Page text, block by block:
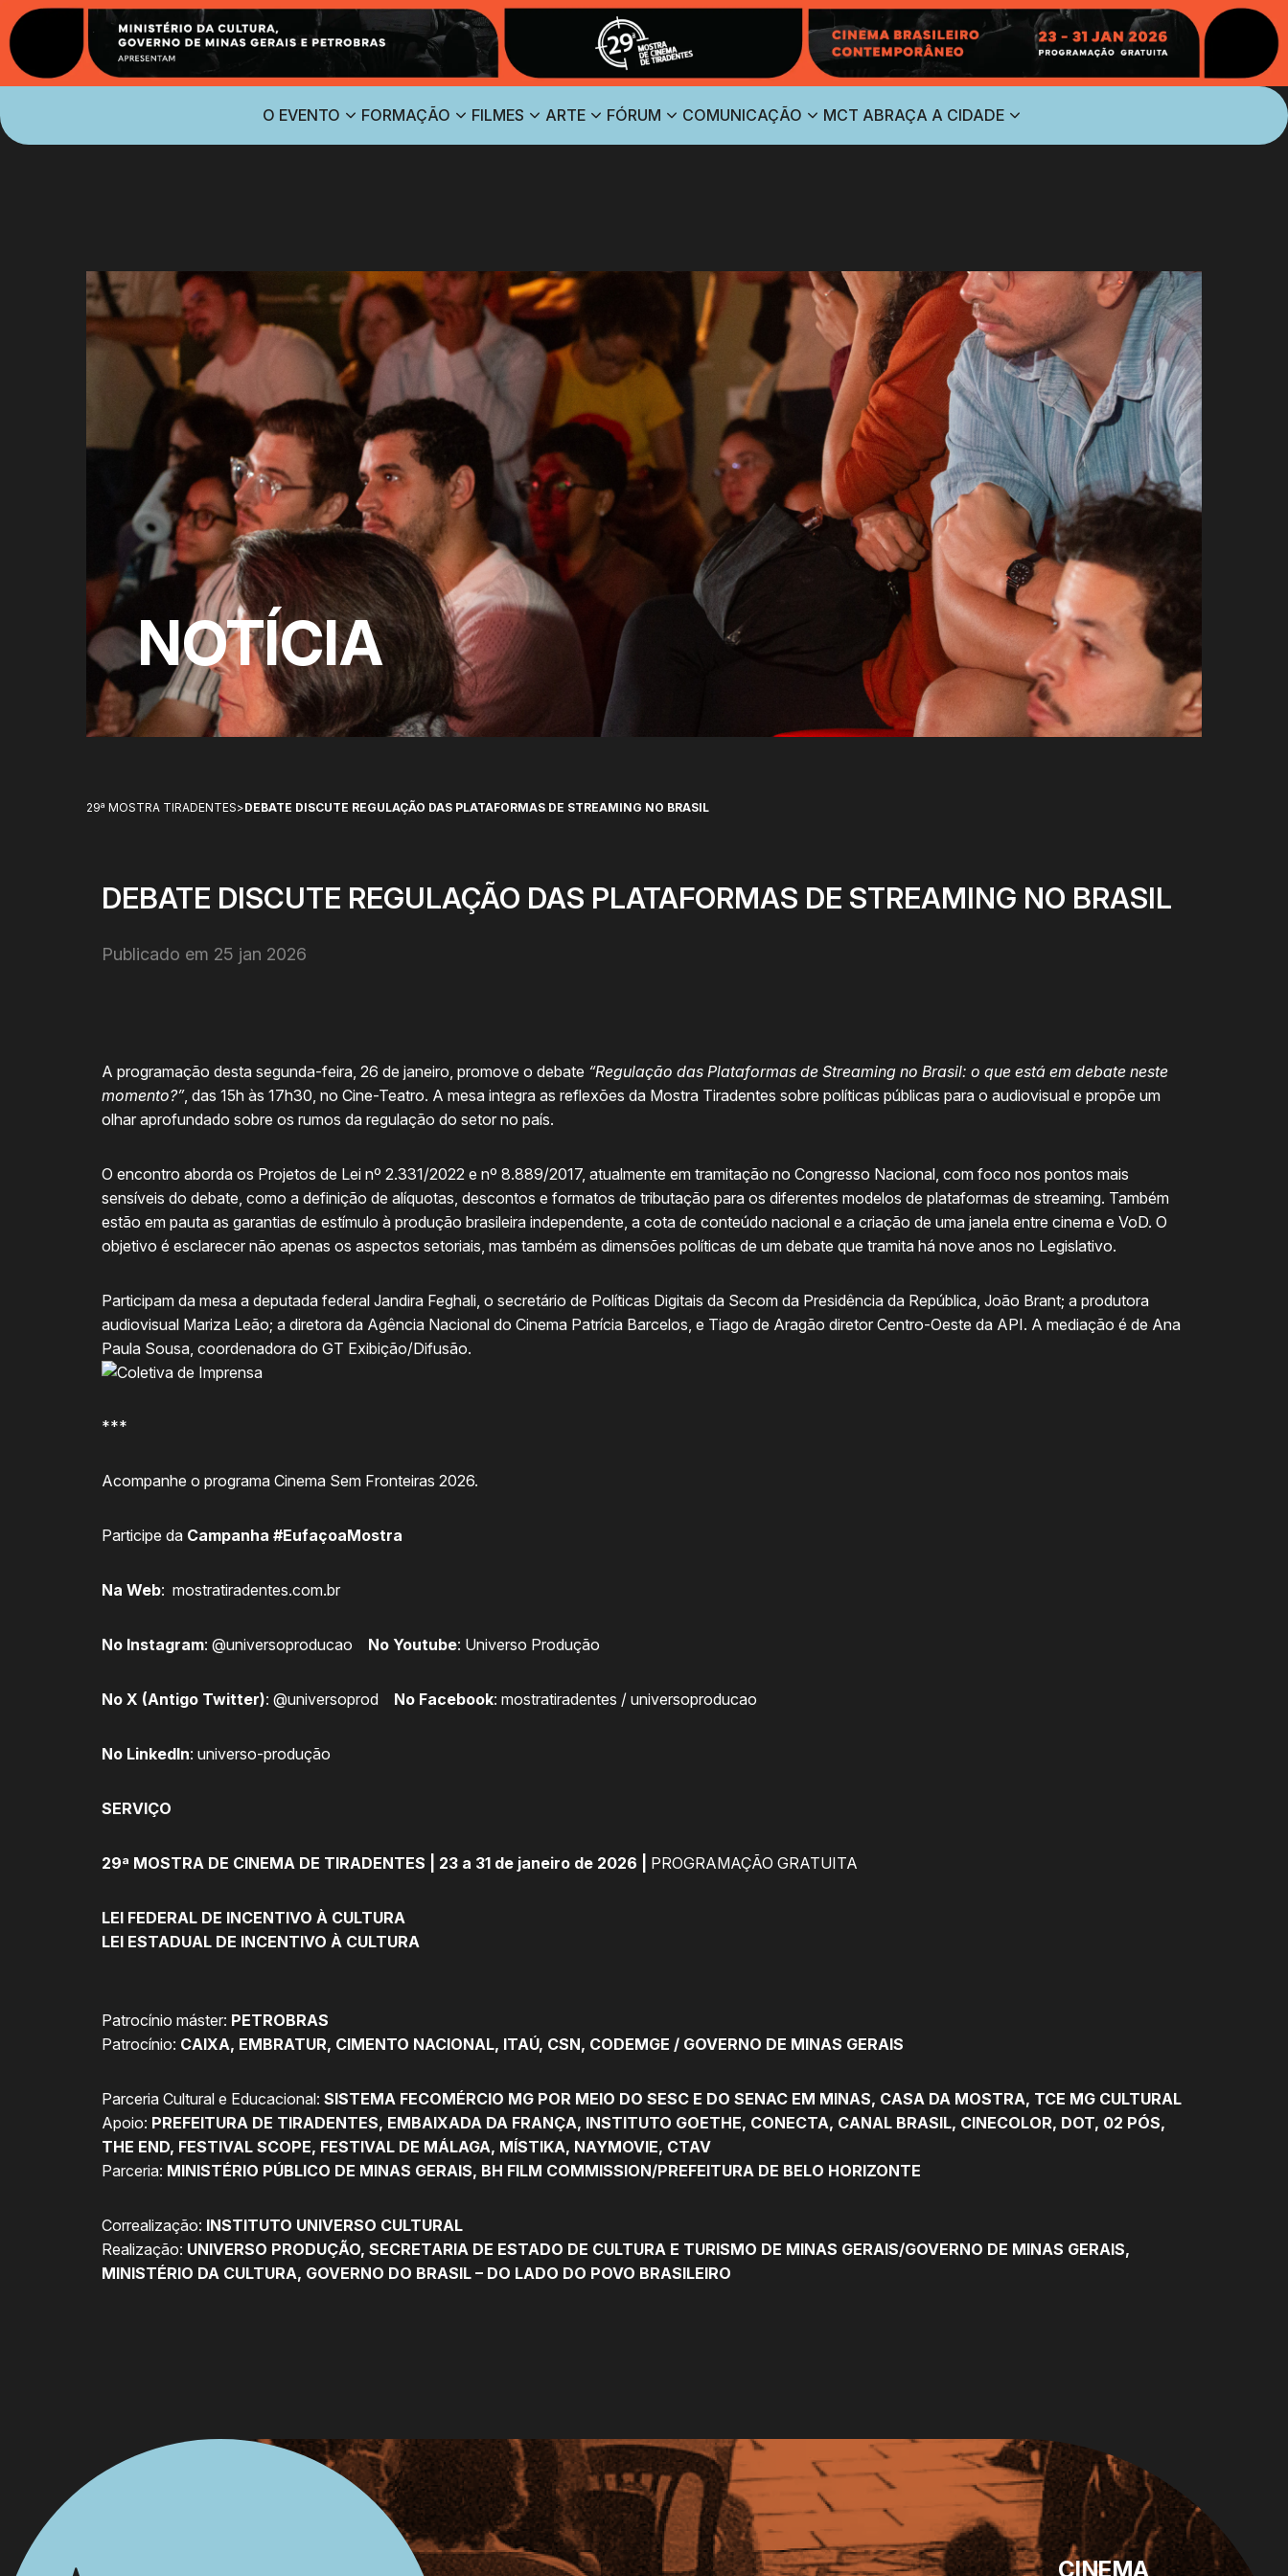
O EVENTO FORMAÇÃO FILMES ARTE FÓRUM COMUNICAÇÃO MCT ABRAÇA A CIDADE
NOTÍCIA
29ª MOSTRA TIRADENTES>DEBATE DISCUTE REGULAÇÃO DAS PLATAFORMAS DE STREAMING NO BRASIL
DEBATE DISCUTE REGULAÇÃO DAS PLATAFORMAS DE STREAMING NO BRASIL
Publicado em 25 jan 2026
A programação desta segunda-feira, 26 de janeiro, promove o debate “Regulação das Plataformas de Streaming no Brasil: o que está em debate neste
momento?”, das 15h às 17h30, no Cine-Teatro. A mesa integra as reflexões da Mostra Tiradentes sobre políticas públicas para o audiovisual e propõe um
olhar aprofundado sobre os rumos da regulação do setor no país.
O encontro aborda os Projetos de Lei nº 2.331/2022 e nº 8.889/2017, atualmente em tramitação no Congresso Nacional, com foco nos pontos mais
sensíveis do debate, como a definição de alíquotas, descontos e formatos de tributação para os diferentes modelos de plataformas de streaming. Também
estão em pauta as garantias de estímulo à produção brasileira independente, a cota de conteúdo nacional e a criação de uma janela entre cinema e VoD. O
objetivo é esclarecer não apenas os aspectos setoriais, mas também as dimensões políticas de um debate que tramita há nove anos no Legislativo.
Participam da mesa a deputada federal Jandira Feghali, o secretário de Políticas Digitais da Secom da Presidência da República, João Brant; a produtora
audiovisual Mariza Leão; a diretora da Agência Nacional do Cinema Patrícia Barcelos, e Tiago de Aragão diretor Centro-Oeste da API. A mediação é de Ana
Paula Sousa, coordenadora do GT Exibição/Difusão.
***
Acompanhe o programa Cinema Sem Fronteiras 2026.
Participe da Campanha #EufaçoaMostra
Na Web: mostratiradentes.com.br
No Instagram: @universoproducao No Youtube: Universo Produção
No X (Antigo Twitter): @universoprod No Facebook: mostratiradentes / universoproducao
No LinkedIn: universo-produção
SERVIÇO
29ª MOSTRA DE CINEMA DE TIRADENTES | 23 a 31 de janeiro de 2026 | PROGRAMAÇÃO GRATUITA
LEI FEDERAL DE INCENTIVO À CULTURA
LEI ESTADUAL DE INCENTIVO À CULTURA
Patrocínio máster: PETROBRAS
Patrocínio: CAIXA, EMBRATUR, CIMENTO NACIONAL, ITAÚ, CSN, CODEMGE / GOVERNO DE MINAS GERAIS
Parceria Cultural e Educacional: SISTEMA FECOMÉRCIO MG POR MEIO DO SESC E DO SENAC EM MINAS, CASA DA MOSTRA, TCE MG CULTURAL
Apoio: PREFEITURA DE TIRADENTES, EMBAIXADA DA FRANÇA, INSTITUTO GOETHE, CONECTA, CANAL BRASIL, CINECOLOR, DOT, 02 PÓS,
THE END, FESTIVAL SCOPE, FESTIVAL DE MÁLAGA, MÍSTIKA, NAYMOVIE, CTAV
Parceria: MINISTÉRIO PÚBLICO DE MINAS GERAIS, BH FILM COMMISSION/PREFEITURA DE BELO HORIZONTE
Correalização: INSTITUTO UNIVERSO CULTURAL
Realização: UNIVERSO PRODUÇÃO, SECRETARIA DE ESTADO DE CULTURA E TURISMO DE MINAS GERAIS/GOVERNO DE MINAS GERAIS,
MINISTÉRIO DA CULTURA, GOVERNO DO BRASIL – DO LADO DO POVO BRASILEIRO
CINEMA